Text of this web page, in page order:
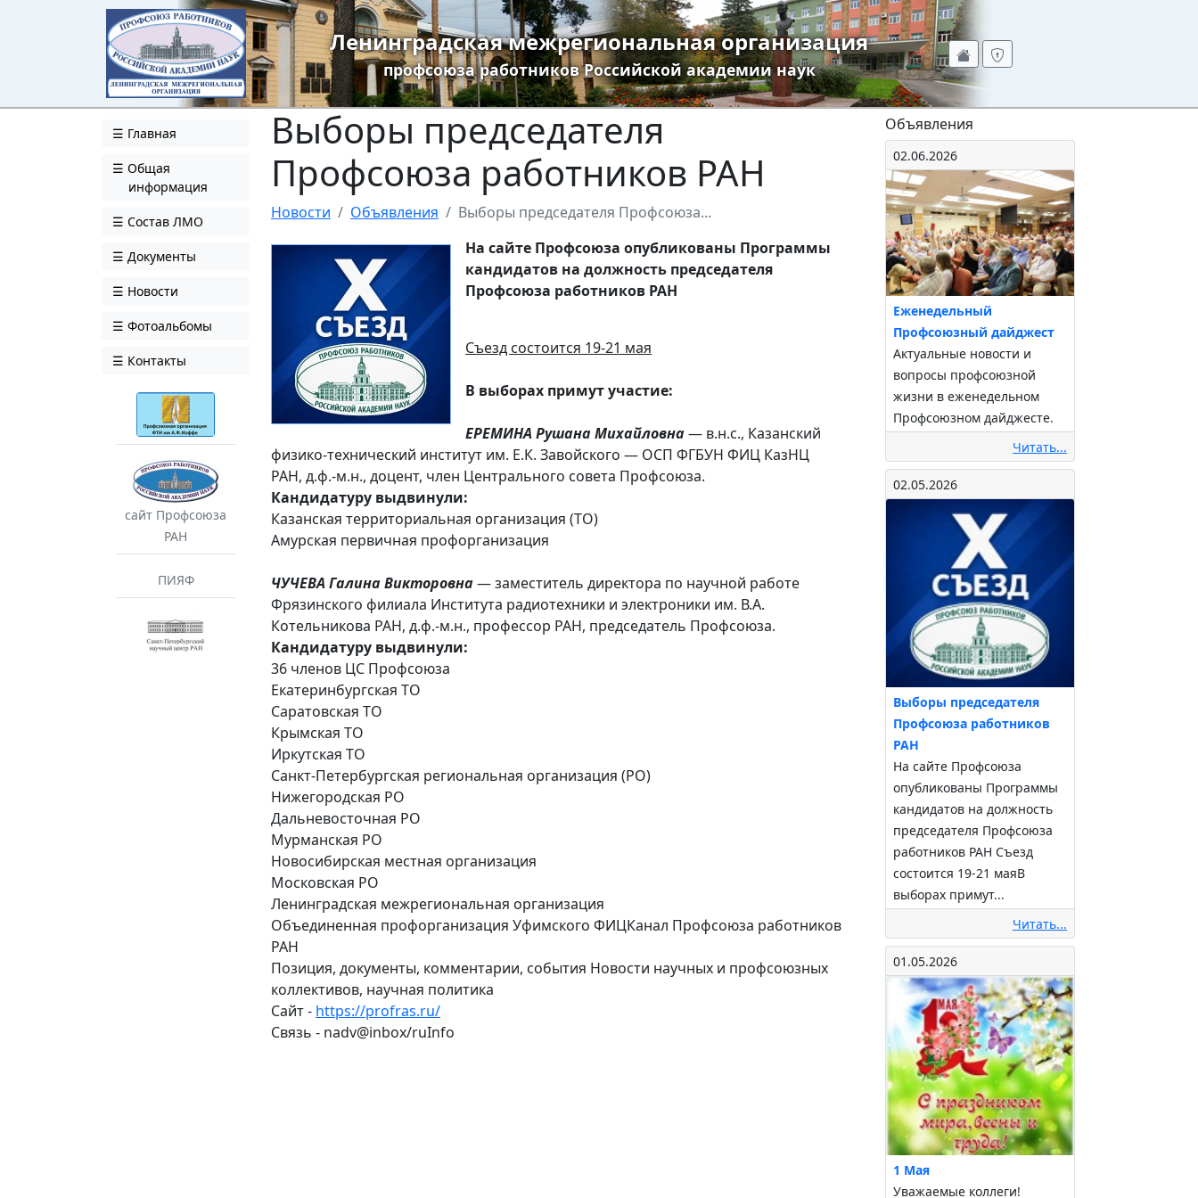
Ленинградская межрегиональная организация
профсоюза работников Российской академии наук
Главная
Общая
информация
Состав ЛМО
Документы
Новости
Фотоальбомы
Контакты
сайт Профсоюза
РАН
ПИЯФ
Выборы председателя
Профсоюза работников РАН
Новости Объявления
Выборы председателя Профсоюза...
На сайте Профсоюза опубликованы Программы
кандидатов на должность председателя
Профсоюза работников РАН
Съезд состоится 19-21 мая
В выборах примут участие:
ЕРЕМИНА Рушана Михайловна— в.н.с., Казанский
физико-технический институт им. Е.К. Завойского — ОСП ФГБУН ФИЦ КазНЦ
РАН, д.ф.-м.н., доцент, член Центрального совета Профсоюза.
Кандидатуру выдвинули:
Казанская территориальная организация (ТО)
Амурская первичная профорганизация
ЧУЧЕВА Галина Викторовна— заместитель директора по научной работе
Фрязинского филиала Института радиотехники и электроники им. В.А.
Котельникова РАН, д.ф.-м.н., профессор РАН, председатель Профсоюза.
Кандидатуру выдвинули:
36 членов ЦС Профсоюза
Екатеринбургская ТО
Саратовская ТО
Крымская ТО
Иркутская ТО
Санкт-Петербургская региональная организация (РО)
Нижегородская РО
Дальневосточная РО
Мурманская РО
Новосибирская местная организация
Московская РО
Ленинградская межрегиональная организация
Объединенная профорганизация Уфимского ФИЦКанал Профсоюза работников
РАН
Позиция, документы, комментарии, события Новости научных и профсоюзных
коллективов, научная политика
Сайт - https://profras.ru/
Связь - nadv@inbox/ruInfo
Объявления
02.06.2026
Еженедельный
Профсоюзный дайджест
Актуальные новости и
вопросы профсоюзной
жизни в еженедельном
Профсоюзном дайджесте.
Читать...
02.05.2026
Выборы председателя
Профсоюза работников
РАН
На сайте Профсоюза
опубликованы Программы
кандидатов на должность
председателя Профсоюза
работников РАН Съезд
состоится 19-21 маяВ
выборах примут...
Читать...
01.05.2026
1 Мая
Уважаемые коллеги!